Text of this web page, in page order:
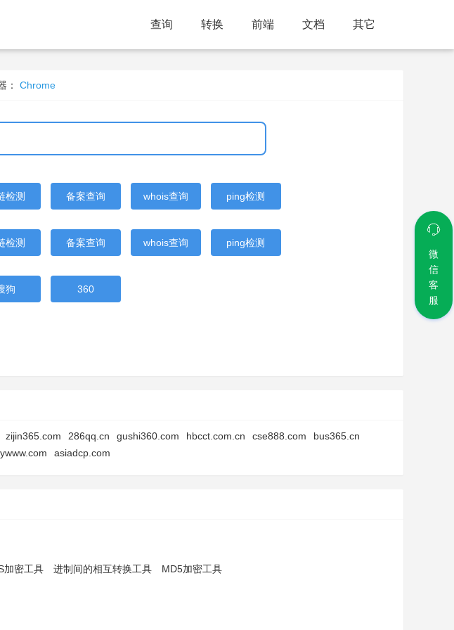
查询 转换 前端 文档 其它
： Chrome
检测 备案查询 whois查询 ping检测
检测 备案查询 whois查询 ping检测
狗 360
zijin365.com 286qq.cn gushi360.com hbcct.com.cn cse888.com
bus365.cn
asiadcp.com
加密工具 进制间的相互转换工具
MD5加密工具
微
信
客
服